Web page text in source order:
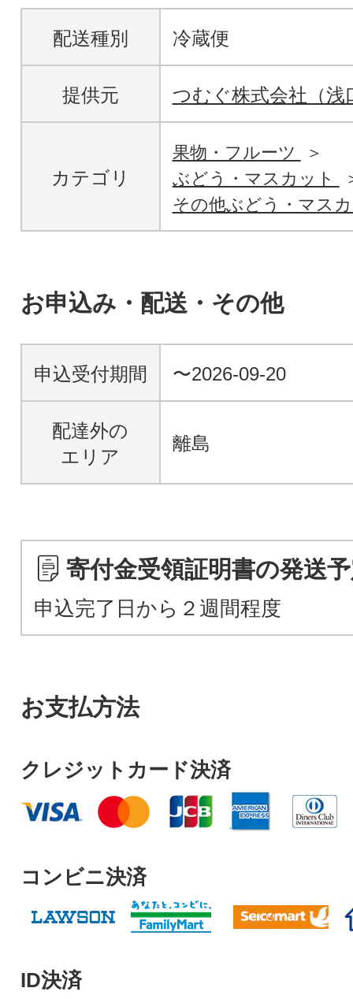
配送種別 冷蔵便
提供元 つむぐ株式会社（浅
カテゴリ
果物・フルーツ
ぶどう・マスカット
その他ぶどう・マス
お申込み・配送・その他
申込受付期間 〜2026-09-20
配達外の
エリア
離島
寄付金受領証明書の発送
申込完了日から２週間程度
お支払方法
クレジットカード決済
コンビニ決済
ID決済